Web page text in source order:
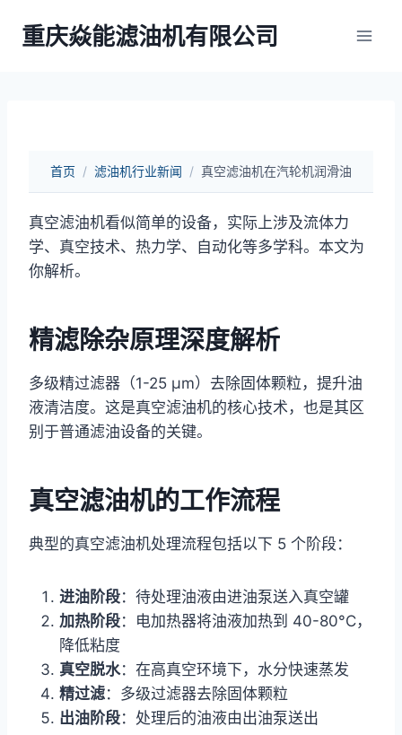
重庆焱能滤油机有限公司
首页 / 滤油机行业新闻 / 真空滤油机在汽轮机润滑油
真空滤油机看似简单的设备，实际上涉及流体力
学、真空技术、热力学、自动化等多学科。本文为
你解析。
精滤除杂原理深度解析
多级精过滤器（1-25 μm）去除固体颗粒，提升油
液清洁度。这是真空滤油机的核心技术，也是其区
别于普通滤油设备的关键。
真空滤油机的工作流程
典型的真空滤油机处理流程包括以下 5 个阶段：
进油阶段：待处理油液由进油泵送入真空罐
加热阶段：电加热器将油液加热到 40-80°C，
降低粘度
真空脱水：在高真空环境下，水分快速蒸发
精过滤：多级过滤器去除固体颗粒
出油阶段：处理后的油液由出油泵送出